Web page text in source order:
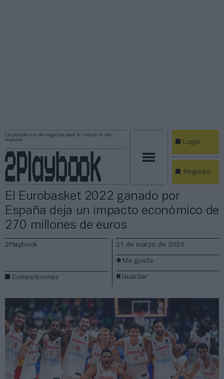
La plataforma de negocios para la industria del
deporte
Login
Registro
El Eurobasket 2022 ganado por
España deja un impacto económico de
270 millones de euros
2Playbook
Competiciones
21 de marzo de 2023
Guardar
Me gusta